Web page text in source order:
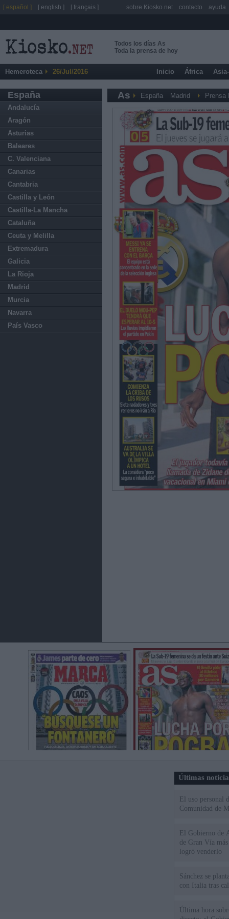
Todos los días As
Toda la prensa de hoy
Hemeroteca 26/Jul/2016 Inicio África
España
Andalucía
Aragón
Asturias
Baleares
C. Valenciana
Canarias
Cantabria
Castilla y León
Castilla-La Mancha
Cataluña
Ceuta y Melilla
Extremadura
Galicia
La Rioja
Madrid
Murcia
Navarra
País Vasco
As España Madrid Prensa
Últimas
El uso personal
Comunidad de
El Gobierno de
de Gran Vía
logró venderlo
Sánchez se
con Italia tras
Última hora
[ español ] [ english ] [ français ] sobre Kiosko.net contacto ayuda